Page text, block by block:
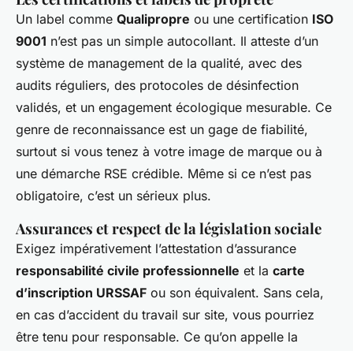
Un label comme Qualipropre ou une certification ISO
9001 n’est pas un simple autocollant. Il atteste d’un
système de management de la qualité, avec des
audits réguliers, des protocoles de désinfection
validés, et un engagement écologique mesurable. Ce
genre de reconnaissance est un gage de fiabilité,
surtout si vous tenez à votre image de marque ou à
une démarche RSE crédible. Même si ce n’est pas
obligatoire, c’est un sérieux plus.
Assurances et respect de la législation sociale
Exigez impérativement l’attestation d’assurance
responsabilité civile professionnelle et la carte
d’inscription URSSAF ou son équivalent. Sans cela,
en cas d’accident du travail sur site, vous pourriez
être tenu pour responsable. Ce qu’on appelle la